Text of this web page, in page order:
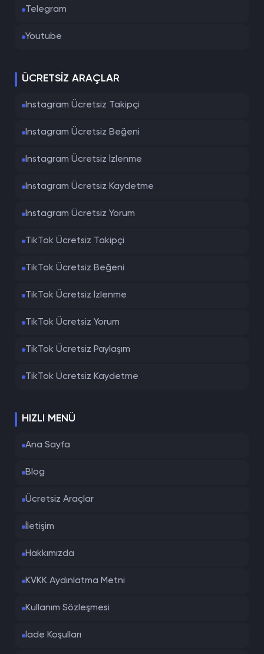
Telegram
Youtube
ÜCRETSIZ ARAÇLAR
Instagram Ücretsiz Takipçi
Instagram Ücretsiz Beğeni
Instagram Ücretsiz İzlenme
Instagram Ücretsiz Kaydetme
Instagram Ücretsiz Yorum
TikTok Ücretsiz Takipçi
TikTok Ücretsiz Beğeni
TikTok Ücretsiz İzlenme
TikTok Ücretsiz Yorum
TikTok Ücretsiz Paylaşım
TikTok Ücretsiz Kaydetme
HIZLI MENÜ
Ana Sayfa
Blog
Ücretsiz Araçlar
İletişim
Hakkımızda
KVKK Aydınlatma Metni
Kullanım Sözleşmesi
İade Koşulları